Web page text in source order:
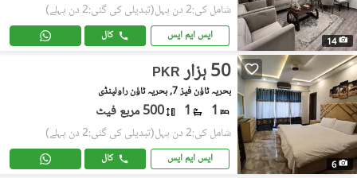
14
شامل کی:2 دن پہل (تبدیلی کی گئی:2 دن پہلے)
ایس ایم ایس کال
6
PKR 50 ہزار
بحریہ ٹاؤن فیز 7, بحریہ ٹاؤن راولپنڈی
1
1 500 مربع فیٹ
شامل کی:2 دن پہل (تبدیلی کی گئی:2 دن پہلے)
ایس ایم ایس کال